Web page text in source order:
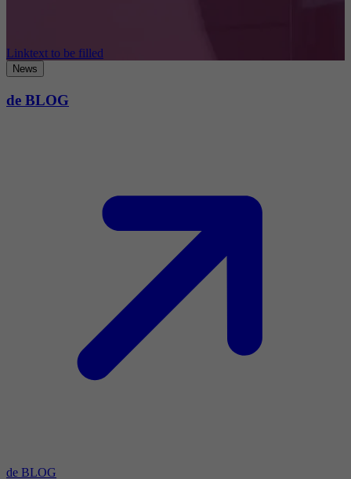
Linktext to be filled
News
de BLOG
de BLOG